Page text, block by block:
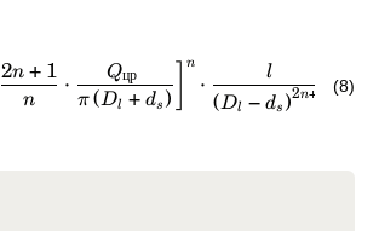
n
2n + 1 ⋅
π (Dl + ds )
Qцр
n
⋅
(Dl − ds )2n+
l
(8)